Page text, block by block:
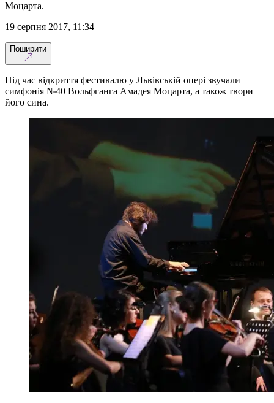
Моцарта.
19 серпня 2017, 11:34
Поширити
Під час відкриття фестивалю у Львівській опері звучали
симфонія №40 Вольфганга Амадея Моцарта, а також твори
його сина.